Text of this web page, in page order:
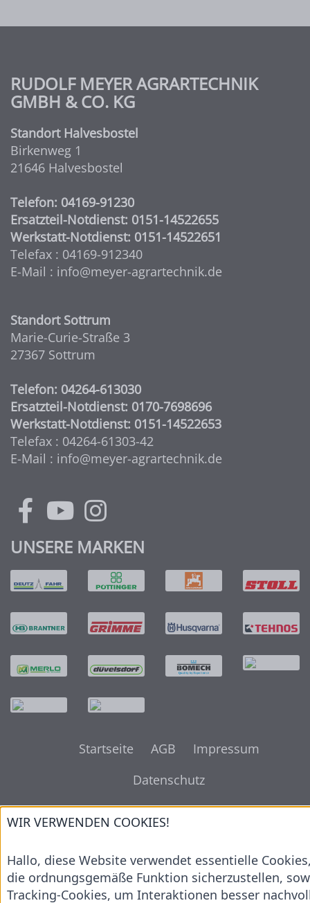
RUDOLF MEYER AGRARTECHNIK
GMBH & CO. KG
Standort Halvesbostel
Birkenweg 1
21646 Halvesbostel
Telefon: 04169-91230
Ersatzteil-Notdienst: 0151-14522655
Werkstatt-Notdienst: 0151-14522651
Telefax : 04169-912340
E-Mail : info@meyer-agrartechnik.de
Standort Sottrum
Marie-Curie-Straße 3
27367 Sottrum
Telefon: 04264-613030
Ersatzteil-Notdienst: 0170-7698696
Werkstatt-Notdienst: 0151-14522653
Telefax : 04264-61303-42
E-Mail : info@meyer-agrartechnik.de
UNSERE MARKEN
Startseite AGB
Impressum
Datenschutz
WIR VERWENDEN COOKIES!
Hallo, diese Website verwendet essentielle
die ordnungsgemäße Funktion sicherzustellen,
Tracking-Cookies, um Interaktionen besser